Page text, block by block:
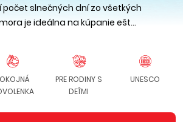
slnečných dní zo všetkých
je ideálna na kúpanie ešt...
PRE RODINY S
DEŤMI
UNESCO